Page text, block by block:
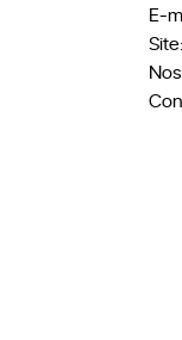
E-
Site: